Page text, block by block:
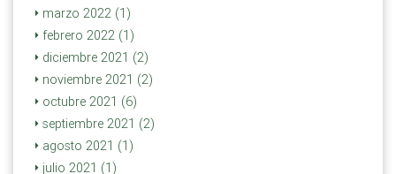
marzo 2022 (1)
febrero 2022 (1)
diciembre 2021 (2)
noviembre 2021 (2)
octubre 2021 (6)
septiembre 2021 (2)
agosto 2021 (1)
julio 2021 (1)